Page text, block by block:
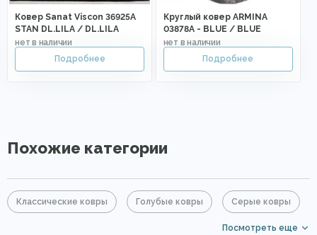
Ковер Sanat Viscon 36925A
STAN DL.LILA / DL.LILA
Круглый ковер ARMINA
03878A - BLUE / BLUE
Похожие категории
Классические ковры Голубые ковры Серые ковры
Посмотреть еще